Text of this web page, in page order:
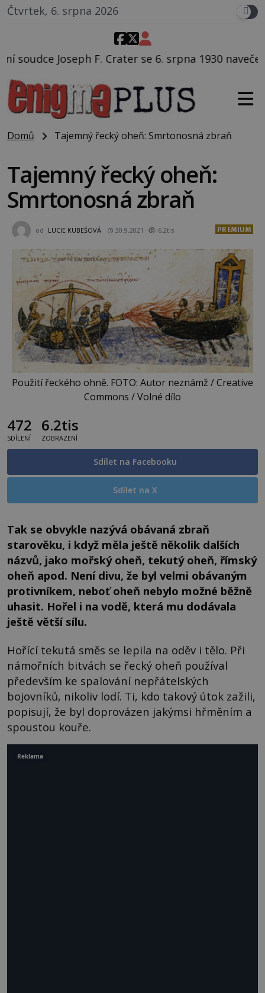
Čtvrtek, 6. srpna 2026
se 6. srpna 1930 navečeří ve své oblíbené
Domů Tajemný řecký oheň: Smrtonosná zbraň
Tajemný řecký oheň:
Smrtonosná zbraň
od LUCIE KUBEŠOVÁ 30.9.2021 6.2tis PREMIUM
Použití řeckého ohně. FOTO: Autor neznámž / Creative
Commons / Volné dílo
472
SDÍLENÍ
6.2tis
ZOBRAZENÍ
Sdílet na Facebooku
Sdílet na X
Tak se obvykle nazývá obávaná zbraň
starověku, i když měla ještě několik dalších
názvů, jako mořský oheň, tekutý oheň, římský
oheň apod. Není divu, že byl velmi obávaným
protivníkem, neboť oheň nebylo možné běžně
uhasit. Hořel i na vodě, která mu dodávala
ještě větší sílu.
Hořící tekutá směs se lepila na oděv i tělo. Při
námořních bitvách se řecký oheň používal
především ke spalování nepřátelských
bojovníků, nikoliv lodí. Ti, kdo takový útok zažili,
popisují, že byl doprovázen jakýmsi hřměním a
spoustou kouře.
Reklama